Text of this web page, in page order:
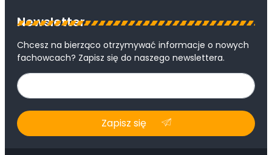
Newsletter
Chcesz na bierząco otrzymywać informacje o nowych
fachowcach? Zapisz się do naszego newslettera.
Zapisz się